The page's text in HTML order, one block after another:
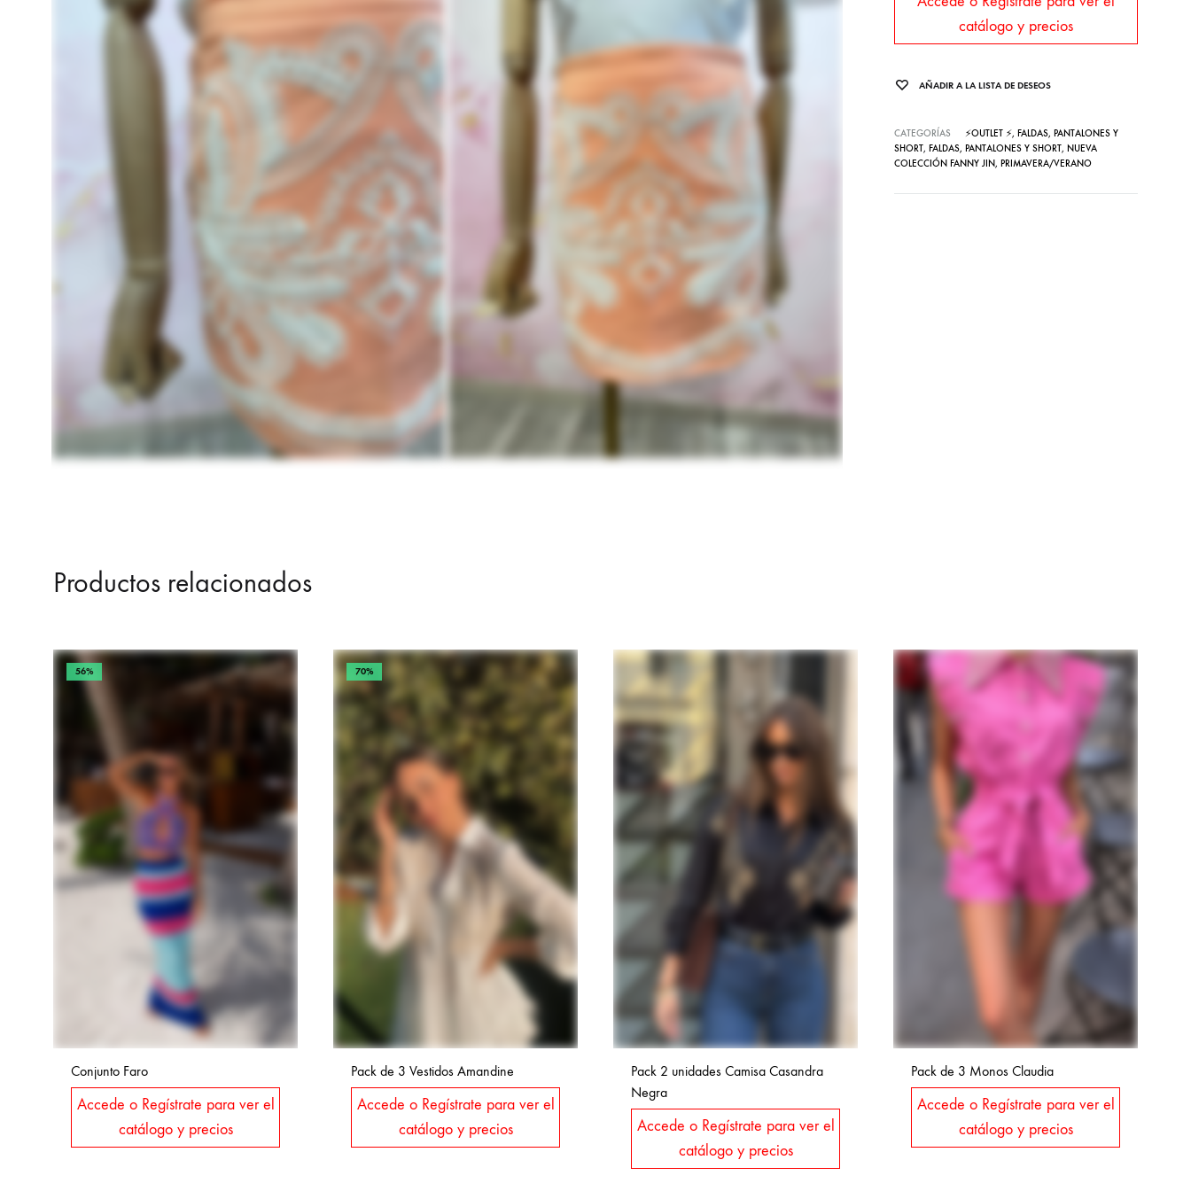
catálogo y precios
AÑADIR A LA LISTA DE DESEOS
CATEGORÍAS ⚡OUTLET ⚡, FALDAS, PANTALONES Y
SHORT, FALDAS, PANTALONES Y SHORT, NUEVA
COLECCIÓN FANNY JIN, PRIMAVERA/VERANO
Productos relacionados
56%
Conjunto Faro
Accede o Regístrate para ver el
catálogo y precios
70%
Pack de 3 Vestidos Amandine
Accede o Regístrate para ver el
catálogo y precios
Pack 2 unidades Camisa Casandra
Negra
Accede o Regístrate para ver el
catálogo y precios
Pack de 3 Monos Claudia
Accede o Regístrate para ver el
catálogo y precios